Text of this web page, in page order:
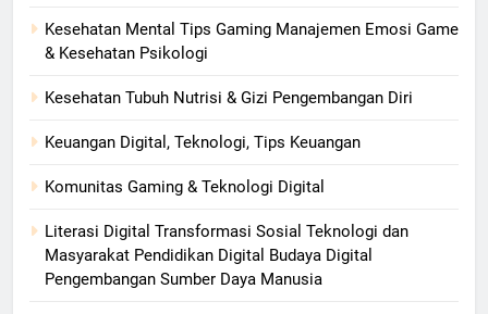
Kesehatan Mental Tips Gaming Manajemen Emosi Game
& Kesehatan Psikologi
Kesehatan Tubuh Nutrisi & Gizi Pengembangan Diri
Keuangan Digital, Teknologi, Tips Keuangan
Komunitas Gaming & Teknologi Digital
Literasi Digital Transformasi Sosial Teknologi dan
Masyarakat Pendidikan Digital Budaya Digital
Pengembangan Sumber Daya Manusia